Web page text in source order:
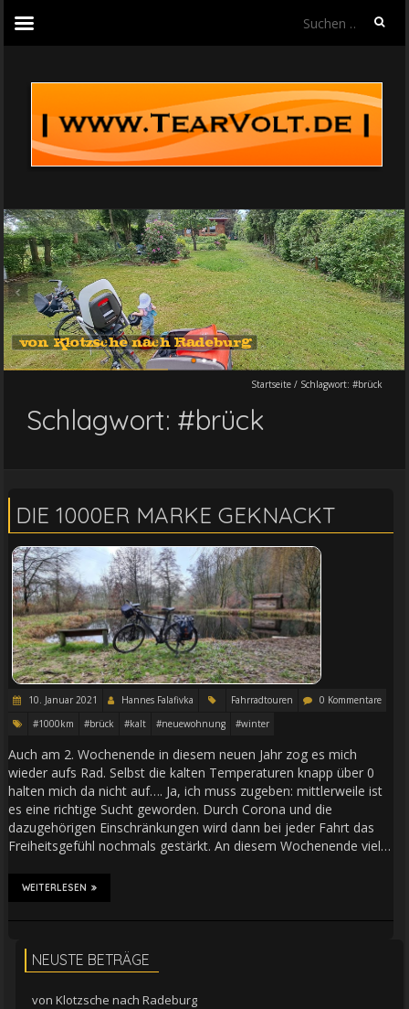
Suchen
von Klotzsche nach Radeburg
Startseite / Schlagwort:#brück
Schlagwort: #brück
DIE 1000ER MARKE GEKNACKT
10. Januar 2021 Hannes Falafivka Fahrradtouren
0 Kommentare
#1000km
#brück #kalt #neuewohnung #winter
Auch am 2. Wochenende in diesem neuen Jahr zog es mich
wieder aufs Rad. Selbst die kalten Temperaturen knapp über 0
halten mich da nicht auf…. Ja, ich muss zugeben: mittlerweile ist
es eine richtige Sucht geworden. Durch Corona und die
dazugehörigen Einschränkungen wird dann bei jeder Fahrt das
Freiheitsgefühl nochmals gestärkt. An diesem Wochenende viel…
WEITERLESEN
NEUSTE BETRÄGE
von Klotzsche nach Radeburg